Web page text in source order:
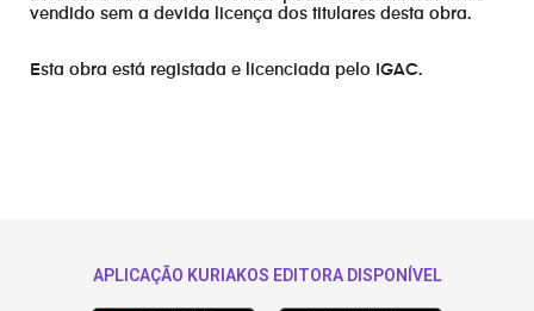
vendido sem a devida licença dos titulares desta obra.
Esta obra está registada e licenciada pelo IGAC.
APLICAÇÃO KURIAKOS EDITORA DISPONÍVEL